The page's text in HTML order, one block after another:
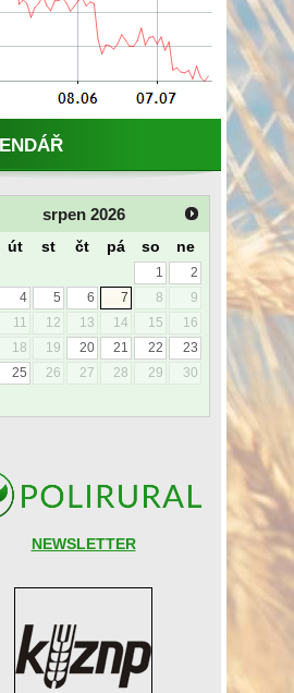
srpen 2026
út st čt pá so ne
1
2
4 5 6 7 8
9
11 12 13 14 15
16
18 19 20 21 22
23
25 26 27 28 29
30
NEWSLETTER